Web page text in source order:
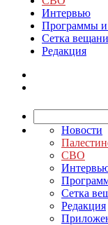
Интервью
Программы
Сетка
Редакция
Новости
СВО
Сетка
Редакция